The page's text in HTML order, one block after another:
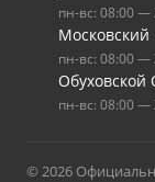
пн-вс: 08:00 —
Московский
пн-вс: 08:00 —
пн-вс: 08:00 —
© 2026